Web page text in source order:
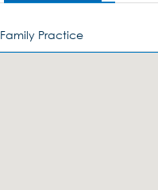
Family Practice